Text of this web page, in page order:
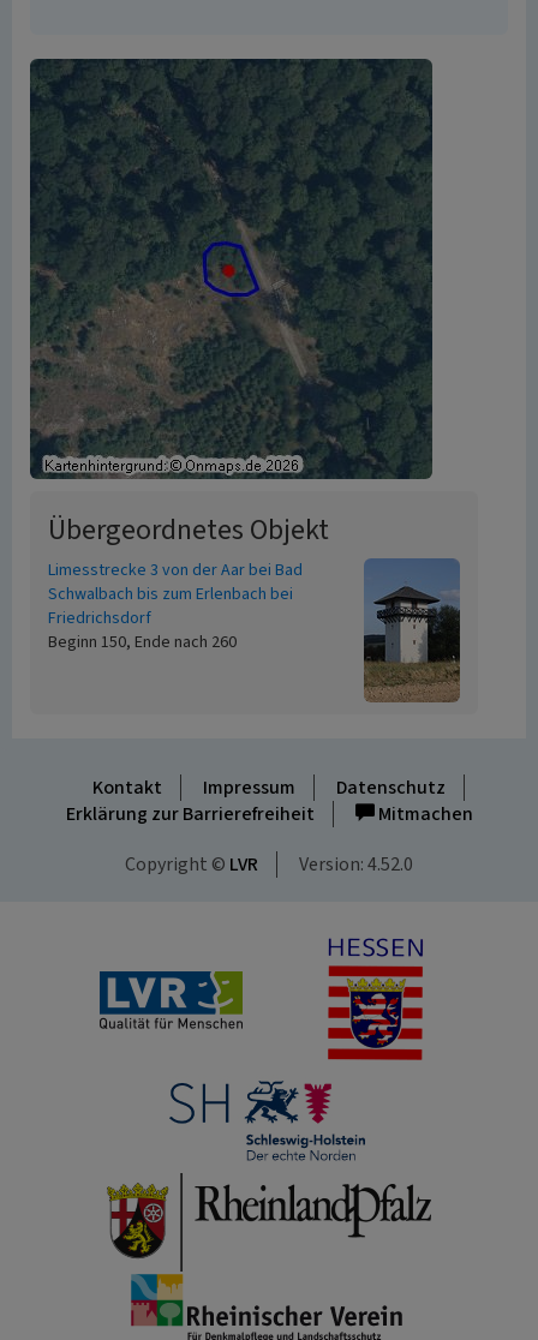
Übergeordnetes Objekt
Limesstrecke 3 von der Aar bei Bad
Schwalbach bis zum Erlenbach bei
Friedrichsdorf
Beginn 150, Ende nach 260
Kontakt Impressum
Datenschutz
Erklärung zur Barrierefreiheit
Mitmachen
Copyright © LVR Version: 4.52.0